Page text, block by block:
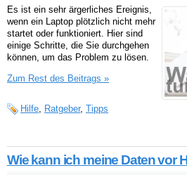
Es ist ein sehr ärgerliches Ereignis,
wenn ein Laptop plötzlich nicht mehr
startet oder funktioniert. Hier sind
einige Schritte, die Sie durchgehen
können, um das Problem zu lösen.
Zum Rest des Beitrags »
Hilfe, Ratgeber, Tipps
Wie kann ich meine Daten vor